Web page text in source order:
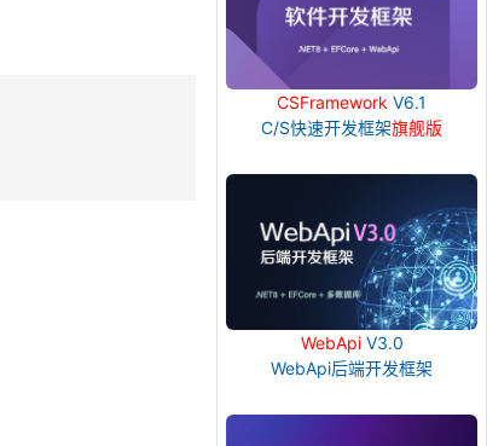
CSFramework V6.1
C/S快速开发框架旗舰版
WebApiV3.0
WebApi后端开发框架